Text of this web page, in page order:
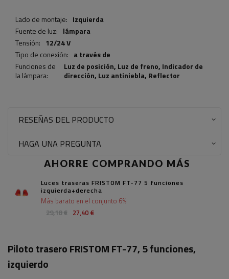
Lado de montaje: Izquierda
Fuente de luz: lámpara
Tensión: 12/24 V
Tipo de conexión: a través de
Funciones de
la lámpara:
Luz de posición, Luz de freno, Indicador de
dirección, Luz antiniebla, Reflector
RESEÑAS DEL PRODUCTO
HAGA UNA PREGUNTA
AHORRE COMPRANDO MÁS
Luces traseras FRISTOM FT-77 5 funciones
izquierda+derecha
29,18 € 27,40 €
Más barato en el conjunto 6%
Piloto trasero FRISTOM FT-77, 5 funciones,
izquierdo